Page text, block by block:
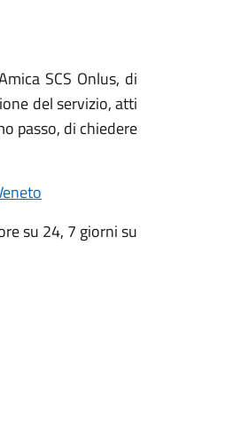
SCS Onlus, di
del servizio, atti
passo, di chiedere
su 24, 7 giorni su